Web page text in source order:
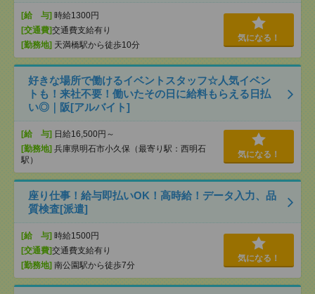
[給 与] 時給1300円
[交通費]交通費支給有り
[勤務地] 天満橋駅から徒歩10分
気になる！
好きな場所で働けるイベントスタッフ☆人気イベン
トも！来社不要！働いたその日に給料もらえる日払
い◎｜阪[アルバイト]
[給 与] 日給16,500円～
[勤務地] 兵庫県明石市小久保（最寄り駅：西明石
駅）
気になる！
座り仕事！給与即払いOK！高時給！データ入力、品
質検査[派遣]
[給 与] 時給1500円
[交通費]交通費支給有り
[勤務地] 南公園駅から徒歩7分
気になる！